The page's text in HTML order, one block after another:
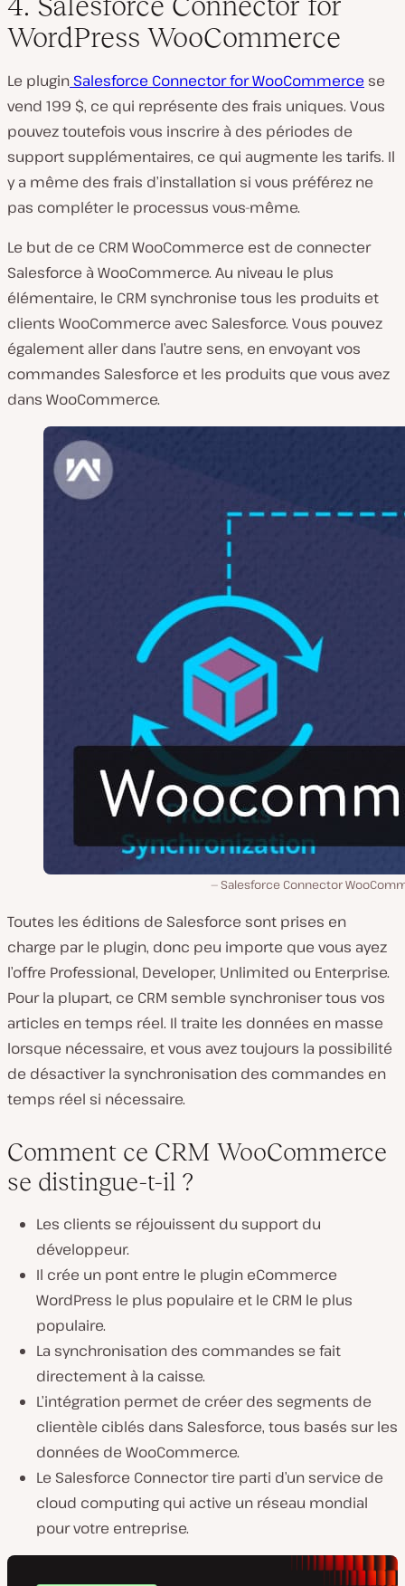
WordPress WooCommerce
Le plugin Salesforce Connector for WooCommerce se
vend 199 $, ce qui représente des frais uniques. Vous
pouvez toutefois vous inscrire à des périodes de
support supplémentaires, ce qui augmente les tarifs. Il
y a même des frais d’installation si vous préférez ne
pas compléter le processus vous-même.
Le but de ce CRM WooCommerce est de connecter
Salesforce à WooCommerce. Au niveau le plus
élémentaire, le CRM synchronise tous les produits et
clients WooCommerce avec Salesforce. Vous pouvez
également aller dans l’autre sens, en envoyant vos
commandes Salesforce et les produits que vous avez
dans WooCommerce.
Salesforce Connector
Toutes les éditions de Salesforce sont prises en
charge par le plugin, donc peu importe que vous ayez
l’offre Professional, Developer, Unlimited ou Enterprise.
Pour la plupart, ce CRM semble synchroniser tous vos
articles en temps réel. Il traite les données en masse
lorsque nécessaire, et vous avez toujours la possibilité
de désactiver la synchronisation des commandes en
temps réel si nécessaire.
Comment ce CRM WooCommerce
se distingue-t-il ?
Les clients se réjouissent du support du
développeur.
Il crée un pont entre le plugin eCommerce
WordPress le plus populaire et le CRM le plus
populaire.
La synchronisation des commandes se fait
directement à la caisse.
L’intégration permet de créer des segments de
clientèle ciblés dans Salesforce, tous basés sur les
données de WooCommerce.
Le Salesforce Connector tire parti d’un service de
cloud computing qui active un réseau mondial
pour votre entreprise.